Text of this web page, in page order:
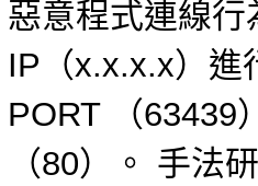
惡意程式連線
IP（x.x.x.x）進
PORT （63439
（80）。 手法